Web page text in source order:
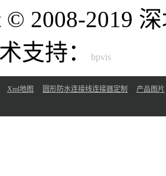
© 2008-2019
支持：
Xml地图 圆形防水连接线连接器定制
产品图片